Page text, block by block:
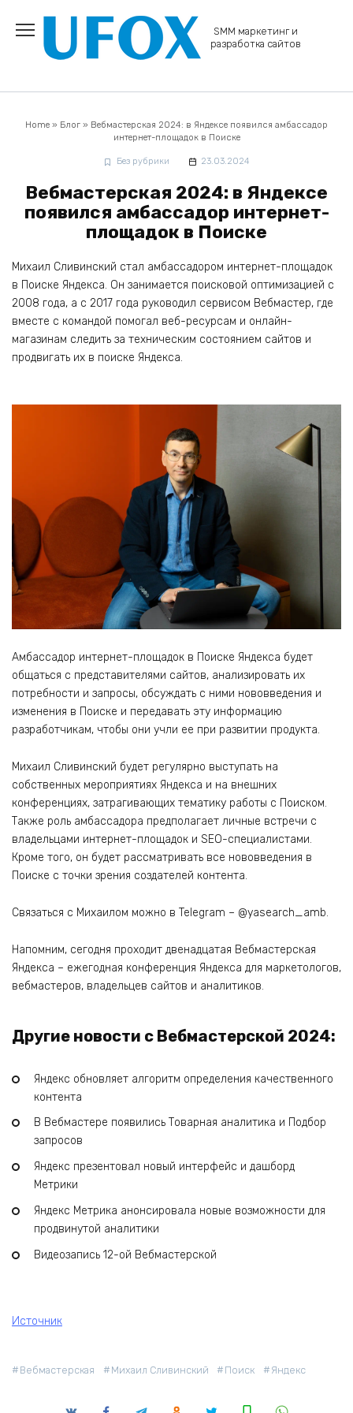
содержанию
SMM маркетинг и
разработка сайтов
Home » Блог » Вебмастерская 2024: в Яндексе появился амбассадор
интернет-площадок в Поиске
Без рубрики 23.03.2024
Вебмастерская 2024: в Яндексе
появился амбассадор интернет-
площадок в Поиске
Михаил Сливинский стал амбассадором интернет-площадок
в Поиске Яндекса. Он занимается поисковой оптимизацией с
2008 года, а с 2017 года руководил сервисом Вебмастер, где
вместе с командой помогал веб-ресурсам и онлайн-
магазинам следить за техническим состоянием сайтов и
продвигать их в поиске Яндекса.
Амбассадор интернет-площадок в Поиске Яндекса будет
общаться с представителями сайтов, анализировать их
потребности и запросы, обсуждать с ними нововведения и
изменения в Поиске и передавать эту информацию
разработчикам, чтобы они учли ее при развитии продукта.
Михаил Сливинский будет регулярно выступать на
собственных мероприятиях Яндекса и на внешних
конференциях, затрагивающих тематику работы с Поиском.
Также роль амбассадора предполагает личные встречи с
владельцами интернет-площадок и SEO-специалистами.
Кроме того, он будет рассматривать все нововведения в
Поиске с точки зрения создателей контента.
Связаться с Михаилом можно в Telegram – @yasearch_amb.
Напомним, сегодня проходит двенадцатая Вебмастерская
Яндекса – ежегодная конференция Яндекса для маркетологов,
вебмастеров, владельцев сайтов и аналитиков.
Другие новости с Вебмастерской 2024:
Яндекс обновляет алгоритм определения качественного
контента
В Вебмастере появились Товарная аналитика и Подбор
запросов
Яндекс презентовал новый интерфейс и дашборд
Метрики
Яндекс Метрика анонсировала новые возможности для
продвинутой аналитики
Видеозапись 12-ой Вебмастерской
Источник
Вебмастерская Михаил Сливинский Поиск Яндекс